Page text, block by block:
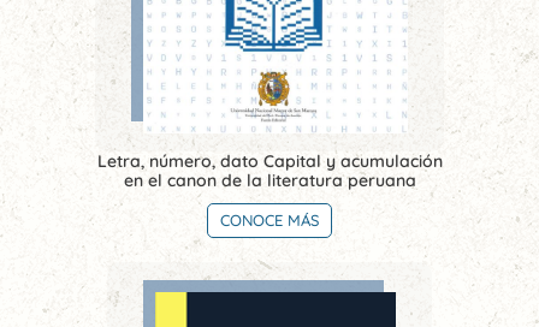
Letra, número, dato Capital y acumulación
en el canon de la literatura peruana
CONOCE MÁS